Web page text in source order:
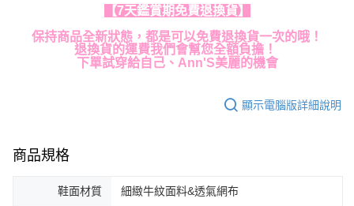
【7天鑑賞期免費退換貨】
保持商品全新狀態，都是可以免費退換貨一次的哦！
退換貨的運費我們會幫您全額負擔！
下單試穿給自己、Ann'S美麗的機會
顯示電腦版詳細說明
商品規格
鞋面材質 細緻牛紋面料&透氣網布